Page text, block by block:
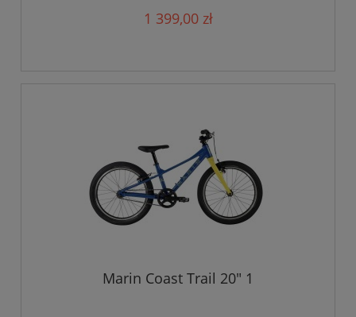
1 399,00 zł
Marin Coast Trail 20" 1